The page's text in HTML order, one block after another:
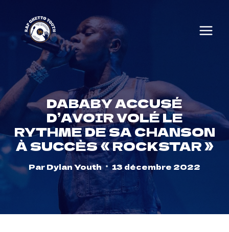
content
DABABY ACCUSÉ
D’AVOIR VOLÉ LE
RYTHME DE SA CHANSON
À SUCCÈS « ROCKSTAR »
ParDylan Youth 13 décembre 2022